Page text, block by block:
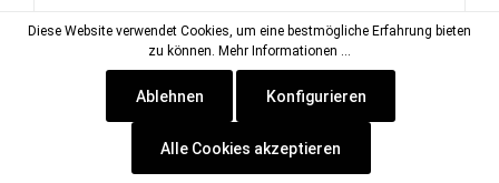
Diese Website verwendet Cookies, um eine bestmögliche Erfahrung bieten
zu können. Mehr Informationen ...
Ablehnen Konfigurieren
Alle Cookies akzeptieren